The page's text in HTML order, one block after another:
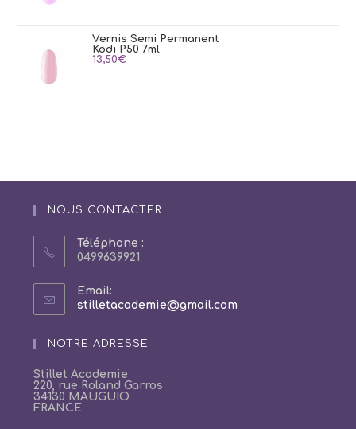
Vernis Semi Permanent
Kodi P50 7ml
13,50€
NOUS CONTACTER
Téléphone :
0499639921
Email:
stilletacademie@gmail.comS’ouvre
NOTRE ADRESSE
Stillet Academie
220, rue Roland Garros
34130 MAUGUIO
FRANCE